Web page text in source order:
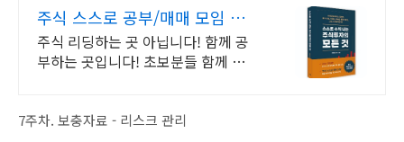
주식 스스로 공부/매매 모임 스
스로 공부법을 배웁니다 !
주식 리딩하는 곳 아닙니다! 함께 공
부하는 곳입니다! 초보분들 함께 공부
7주차. 보충자료 - 리스크 관리